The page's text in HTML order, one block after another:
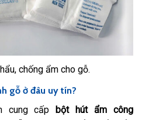
chống ẩm cho gỗ.
gỗ ở đâu uy tín?
cung cấpbột hút ẩm công